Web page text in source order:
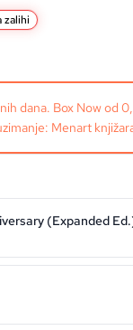
zalihi
dana. Box Now od
Menart
(Expanded